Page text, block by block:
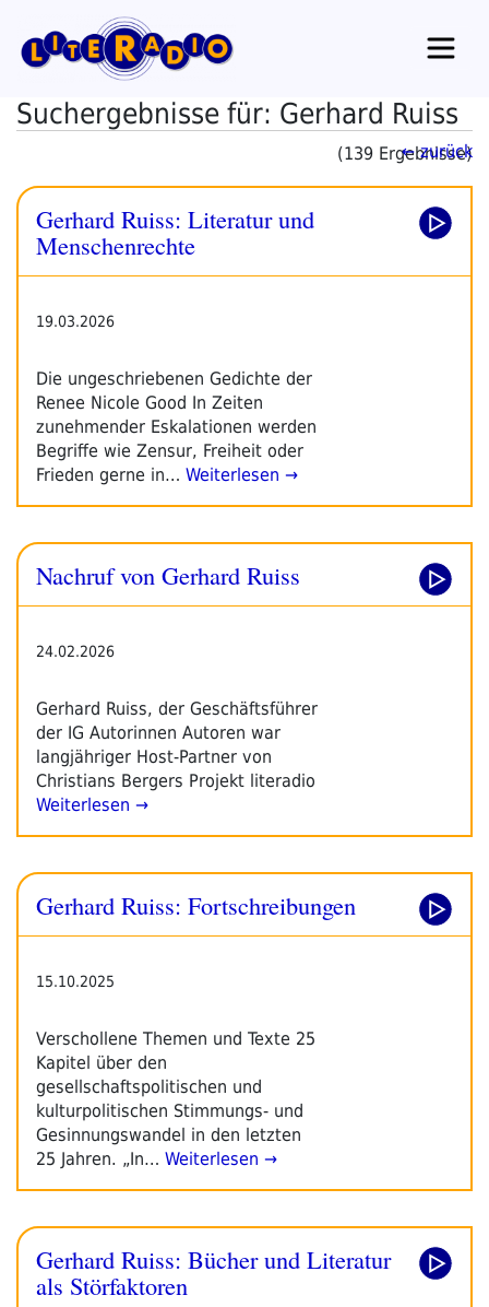
Inhalt
springen
Suchergebnisse für: Gerhard Ruiss
(139 Ergebnisse)
← zurück
Gerhard Ruiss: Literatur und
Menschenrechte
19.03.2026
Die ungeschriebenen Gedichte der
Renee Nicole Good In Zeiten
zunehmender Eskalationen werden
Begriffe wie Zensur, Freiheit oder
Frieden gerne in… Weiterlesen →
Nachruf von Gerhard Ruiss
24.02.2026
Gerhard Ruiss, der Geschäftsführer
der IG Autorinnen Autoren war
langjähriger Host-Partner von
Christians Bergers Projekt literadio
Weiterlesen →
Gerhard Ruiss: Fortschreibungen
15.10.2025
Verschollene Themen und Texte 25
Kapitel über den
gesellschaftspolitischen und
kulturpolitischen Stimmungs- und
Gesinnungswandel in den letzten
25 Jahren. „In… Weiterlesen →
Gerhard Ruiss: Bücher und Literatur
als Störfaktoren